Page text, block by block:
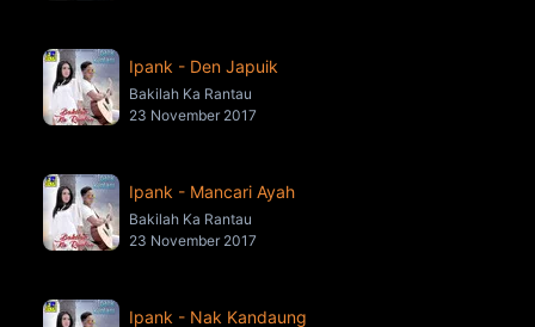
Ipank - Den Japuik
Bakilah Ka Rantau
23 November 2017
Ipank - Mancari Ayah
Bakilah Ka Rantau
23 November 2017
Ipank - Nak Kandaung